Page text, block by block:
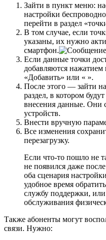
Зайти в пункт меню:
настройки
перейти в раздел
В том случае, если
указаны, их нужно
смартфон.
Если данные точки
добавляются
«Добавить» или « ».
После этого — зайти
раздел, в котором
внесения данные. Они
устройств.
Внести вручную
Все изменения
перезагрузку.
Если что-то пошло не
не появился даже
оба сценария
удобное время
службу поддержки,
обслуживания
Также абоненты могут
связи. Нужно: